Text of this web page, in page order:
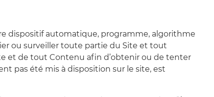
dispositif automatique, programme, algorithme
ou surveiller toute partie du Site et tout
et de tout Contenu afin d’obtenir ou de tenter
pas été mis à disposition sur le site, est